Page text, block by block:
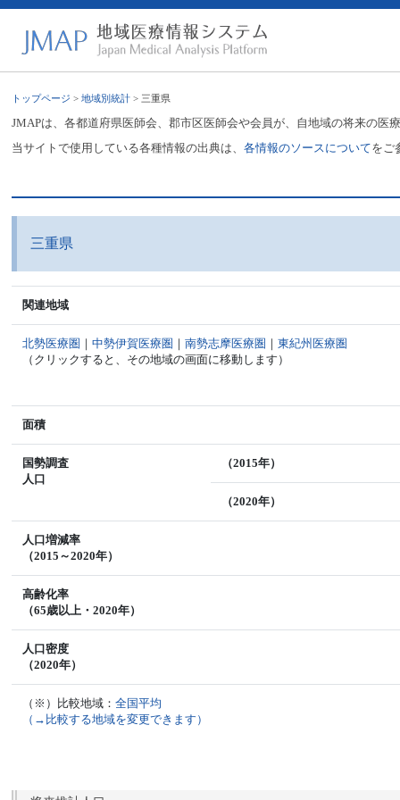
トップページ >地域別統計 > 三重県
JMAPは、各都道府県医師会、郡市区医師会や会員が、自地域の将来の
当サイトで使用している各種情報の出典は、各情報のソースについてをご
三重県
関連地域
北勢医療圏 ｜中勢伊賀医療圏 ｜南勢志摩医療圏 ｜東紀州医療圏
（クリックすると、その地域の画面に移動します）
面積
国勢調査
人口
（2015年）
（2020年）
人口増減率
（2015～2020年）
高齢化率
（65歳以上・2020年）
人口密度
（2020年）
（※）比較地域：全国平均
（→比較する地域を変更できます）